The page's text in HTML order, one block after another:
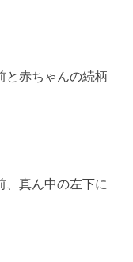
と赤ちゃんの続柄
、真ん中の左下に